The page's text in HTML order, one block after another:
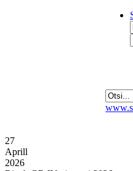
27
Aprill
2026